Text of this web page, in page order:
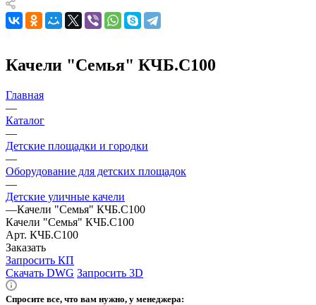
Качели "Семья" КЧБ.С100
Главная
—
Каталог
—
Детские площадки и городки
—
Оборудование для детских площадок
—
Детские уличные качели
—Качели "Семья" КЧБ.С100
Качели "Семья" КЧБ.С100
Арт. КЧБ.С100
Заказать
Запросить КП
Скачать DWG Запросить 3D
Спросите все, что вам нужно, у менеджера: